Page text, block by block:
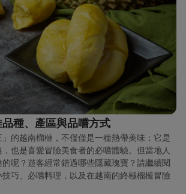
種、產區與品嚐方式
的越南榴槤，不僅僅是一種熱帶美味；它是
也是喜愛冒險美食者的必嚐體驗。但當地人
呢？遊客經常錯過哪些隱藏瑰寶？請繼續閱
巧、必嚐料理，以及在越南的終極榴槤冒險